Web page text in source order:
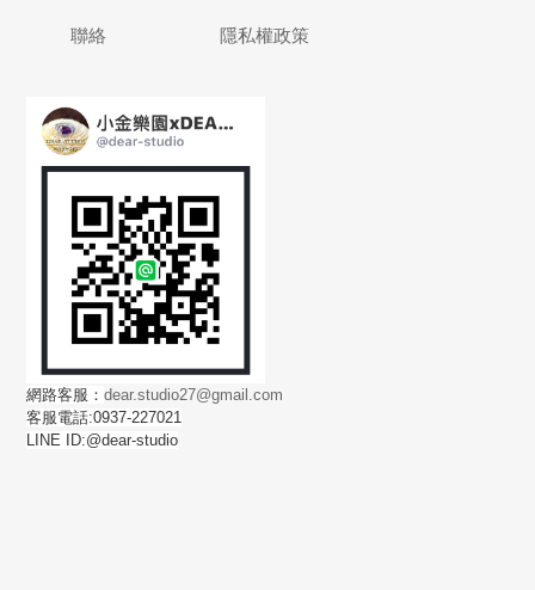
聯絡 隱私權政策
網路客服：dear.studio27@gmail.com
客服電話:0937-227021
LINE ID:@dear-studio